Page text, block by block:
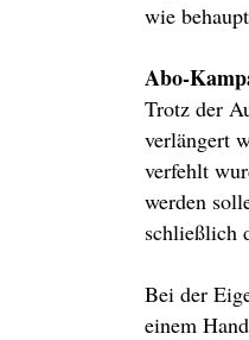
wie
Abo-
Trotz der
verlängert
verfehlt
werden
schließlich
Bei der
einem